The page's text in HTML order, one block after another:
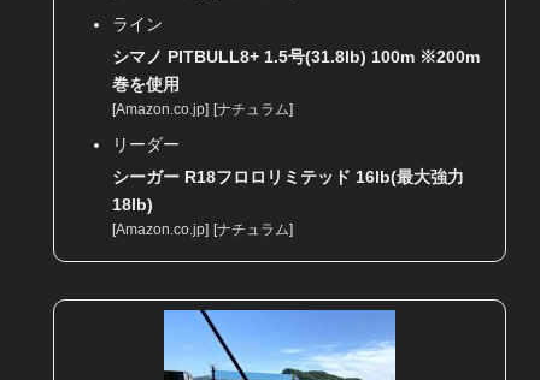
ライン
シマノ PITBULL8+ 1.5号(31.8lb) 100m ※200m
巻を使用
[Amazon.co.jp] [ナチュラム]
リーダー
シーガー R18フロロリミテッド 16lb(最大強力
18lb)
[Amazon.co.jp] [ナチュラム]